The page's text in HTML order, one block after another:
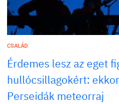
CSALÁD
Érdemes lesz az eget
hullócsillagokért:
Perseidák meteorraj